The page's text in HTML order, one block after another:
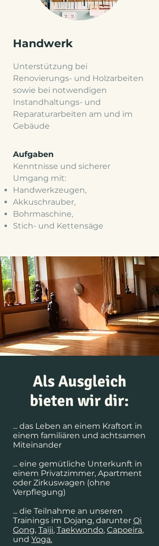
Handwerk
Unterstützung bei
Renovierungs- und Holzarbeiten
sowie bei notwendigen
Instandhaltungs- und
Reparaturarbeiten am und im
Gebäude
Aufgaben
Kenntnisse und sicherer
Umgang mit:
Handwerkzeugen,
Akkuschrauber,
Bohrmaschine,
Stich- und Kettensäge
Als Ausgleich
bieten wir dir:
... das Leben an einem Kraftort in
einem familiären und achtsamen
Miteinander
... eine gemütliche Unterkunft in
einem Privatzimmer, Apartment
oder Zirkuswagen (ohne
Verpflegung)
... die Teilnahme an unseren
Trainings im Dojang, darunter Qi
Gong, Taiji, Taekwondo, Capoeira,
und Yoga.